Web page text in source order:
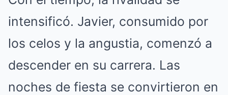
intensificó. Javier, consumido por
los celos y la angustia, comenzó a
descender en su carrera. Las
noches de fiesta se convirtieron en